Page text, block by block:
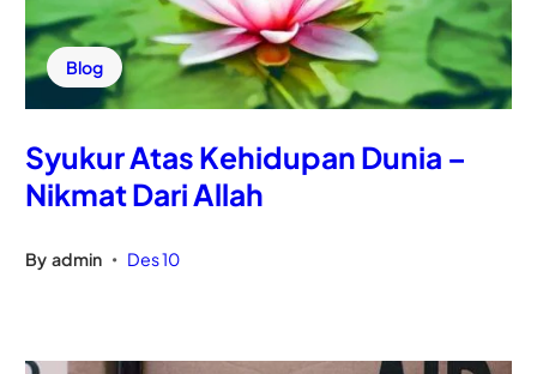
Blog
Syukur Atas Kehidupan Dunia –
Nikmat Dari Allah
By admin • Des 10